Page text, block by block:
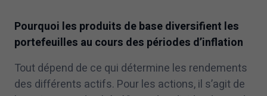
Pourquoi les produits de base diversifient les
portefeuilles au cours des périodes d’inflation
Tout dépend de ce qui détermine les rendements
des différents actifs. Pour les actions, il s’agit de